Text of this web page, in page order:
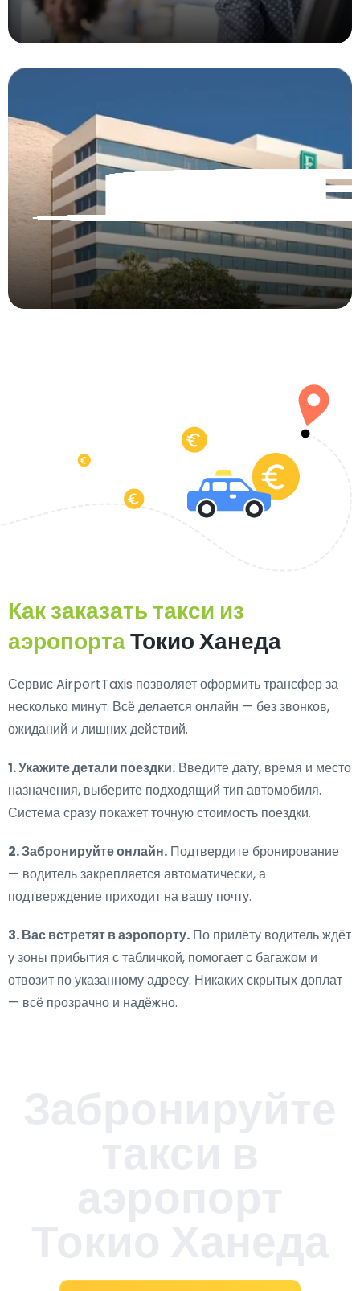
Как заказать такси из
аэропортаТокио Ханеда
Сервис AirportTaxis позволяет оформить трансфер за
несколько минут. Всё делается онлайн — без звонков,
ожиданий и лишних действий.
1. Укажите детали поездки. Введите дату, время и место
назначения, выберите подходящий тип автомобиля.
Система сразу покажет точную стоимость поездки.
2. Забронируйте онлайн. Подтвердите бронирование
— водитель закрепляется автоматически, а
подтверждение приходит на вашу почту.
3. Вас встретят в аэропорту. По прилёту водитель ждёт
у зоны прибытия с табличкой, помогает с багажом и
отвозит по указанному адресу. Никаких скрытых доплат
— всё прозрачно и надёжно.